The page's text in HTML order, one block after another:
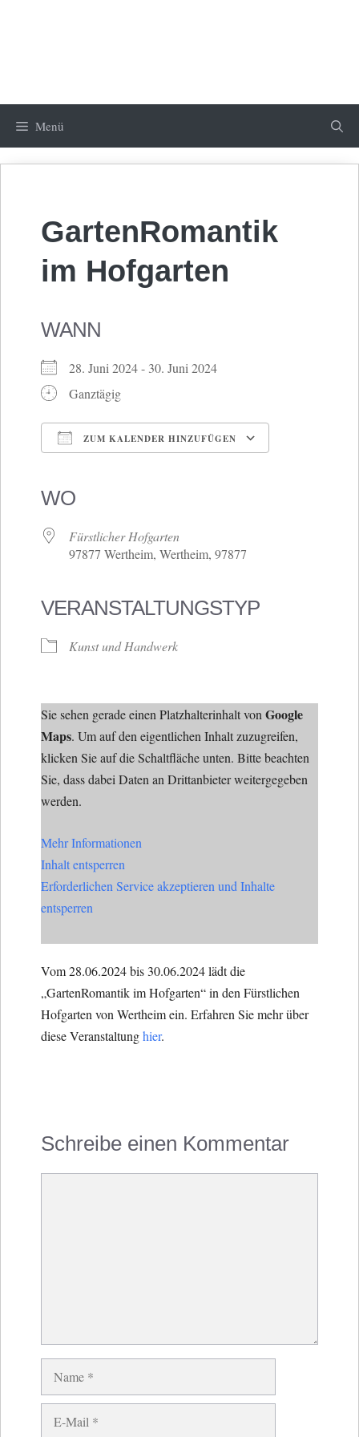
Menü
GartenRomantik
im Hofgarten
WANN
28. Juni 2024 - 30. Juni 2024
Ganztägig
ZUM KALENDER HINZUFÜGEN
WO
Fürstlicher Hofgarten
97877 Wertheim, Wertheim, 97877
VERANSTALTUNGSTYP
Kunst und Handwerk
Sie sehen gerade einen Platzhalterinhalt von Google
Maps. Um auf den eigentlichen Inhalt zuzugreifen,
klicken Sie auf die Schaltfläche unten. Bitte beachten
Sie, dass dabei Daten an Drittanbieter weitergegeben
werden.
Mehr Informationen
Inhalt entsperren
Erforderlichen Service akzeptieren und Inhalte
entsperren
Vom 28.06.2024 bis 30.06.2024 lädt die
„GartenRomantik im Hofgarten“ in den Fürstlichen
Hofgarten von Wertheim ein. Erfahren Sie mehr über
diese Veranstaltunghier.
Schreibe einen Kommentar